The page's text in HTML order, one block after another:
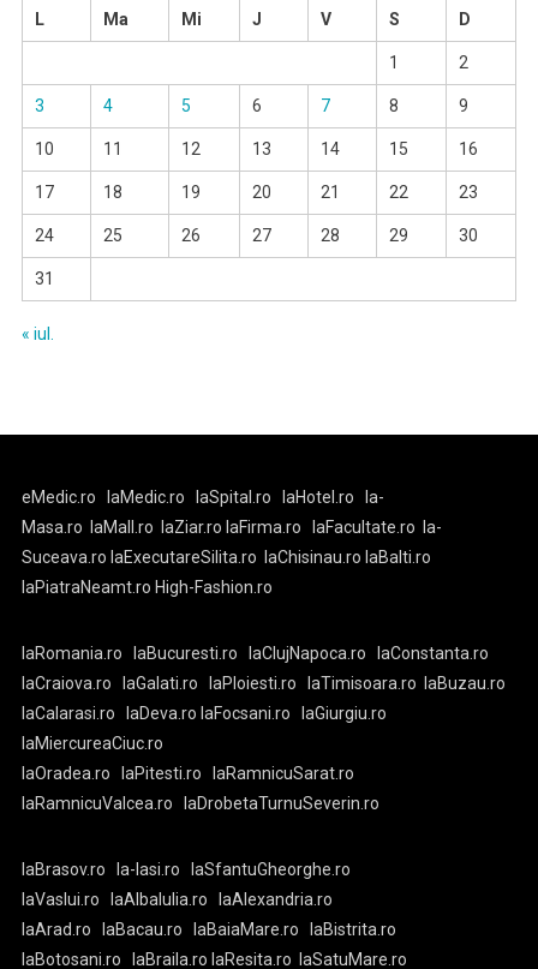
L
Ma Mi J V S D
1 2
3 4 5 6 7 8 9
10 11 12 13 14 15 16
17 18 19 20 21 22 23
24 25 26 27 28 29 30
31
« iul.
eMedic.ro laMedic.ro laSpital.ro laHotel.ro
la-
Masa.ro
laMall.ro laZiar.ro laFirma.ro laFacultate.ro
la-
Suceava.ro laExecutareSilita.ro laChisinau.ro laBalti.ro
laPiatraNeamt.ro High-Fashion.ro
laRomania.ro laBucuresti.ro laClujNapoca.ro
laConstanta.ro
laCraiova.ro
laGalati.ro laPloiesti.ro laTimisoara.ro
laBuzau.ro
laCalarasi.ro
laDeva.ro laFocsani.ro
laGiurgiu.ro
laMiercureaCiuc.ro
laOradea.ro
laPitesti.ro
laRamnicuSarat.ro
laRamnicuValcea.ro
laDrobetaTurnuSeverin.ro
laBrasov.ro la-Iasi.ro
laSfantuGheorghe.ro
laVaslui.ro
laAlbaIulia.ro
laAlexandria.ro
laArad.ro
laBacau.ro laBaiaMare.ro
laBistrita.ro
laBotosani.ro
laBraila.ro laResita.ro laSatuMare.ro